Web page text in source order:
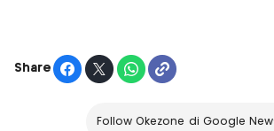
Share
Follow Okezone di Google